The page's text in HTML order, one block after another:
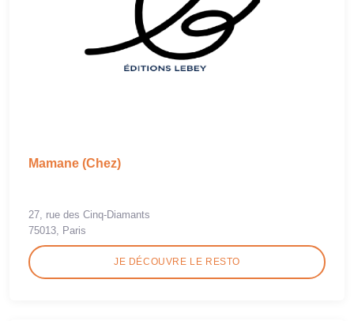
Mamane (Chez)
27, rue des Cinq-Diamants
75013, Paris
JE DÉCOUVRE LE RESTO